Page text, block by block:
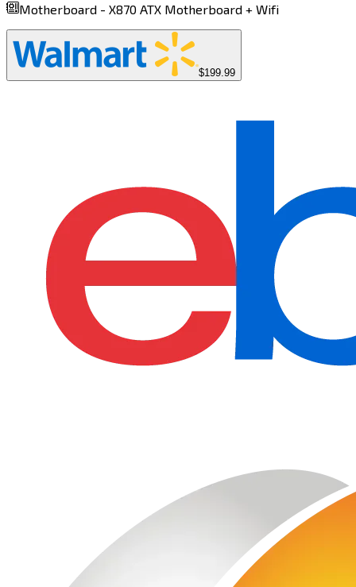
Motherboard - X870 ATX Motherboard + Wifi​​​​‌ ‍ ​‍​‍‌‍ ‌ ​‍‌‍‍‌‌‍‌ ‌‍‍‌‌‍ ‍​‍​‍​ ‍‍​‍​‍‌ ​ ‌‍​‌‌‍ ‍‌‍‍‌‌ ‌​‌ ‍‌​‍ ‍‌‍‍‌‌‍ ​‍​‍​‍ ​​‍​‍‌‍‍​‌ ​‍‌‍‌‌‌‍‌‍​‍​‍​ ‍‍​‍​‍​‍ ‌‍​‌‌‍‌​‌‍ ‌‌‍‍‌‌‍ ‍​‍ ‌‍‍‌‌‍ ‍‌ ‌​‌‍‌‌‌‍ ‍‌ ‌​​‍ ‌‍‌‌‌‍‌​‌‍‍‌‌ ‌​​‍ ‌‍ ‌‌‍ ‌‍‌​‌‍‌‌​ ‌‌ ​​‌ ​‍‌‍‌‌‌ ​ ‌‍‌‌‌‍ ‍‌ ‌​‌‍​‌‌ ‌​‌‍‍‌‌‍ ‌‍ ‍​ ‍ ‌‍‍‌‌‍‌​​ ‌‌‍​‍​ ​‌‌‍​‍​ ​‍​ ​ ‌‍‌​​ ‌​‌‍​ ​‍ ‌‌‍‌​​ ‌‍‌‍‌‌‌‍​ ​‍ ‌​ ‌​​ ‌​​ ‌‍‌‍​‌​‍ ‌​ ‍‌‌‍‌‌​ ​ ​ ​‌​‍ ‌​ ‍​​ ‌‍‌‍‌‌‌‍‌​​ ‌ ​ ​‌‌‍‌‍​ ​​​ ​ ‌‍‌‌‌‍​‍​ ​‌​ ‍ ‌ ‌​‌ ‍‌‌ ​​‌‍‌‌​ ‌‌‍ ‌‌‍ ‌ ‌​‌‍‍​‌‍‌‌‌ ​‍‌‍​‍‌‍ ‌‍​‌‌ ​‍‌‍‌​​ ‍ ‌ ​​‌‍​‌‌ ‌​‌‍‍​​ ‌‌‍ ‍‌‍​‌‌‍ ‌‌‍‌‌​ ‌‍​‍‌‍​‌‌ ​ ‌‍‌‌‌‌‌‌‌ ​‍‌‍ ​​ ‌​‍‌‌​ ​‍‌​‌‍‌‍​‌‌‍‌​‌‍ ‌‌‍‍‌‌‍ ‍​‍‌‍‌‍‍‌‌‍‌​​ ‌‌‍​‍​ ​‌‌‍​‍​ ​‍​ ​ ‌‍‌​​ ‌​‌‍​ ​‍ ‌‌‍‌​​ ‌‍‌‍‌‌‌‍​ ​‍ ‌​ ‌​​ ‌​​ ‌‍‌‍​‌​‍ ‌​ ‍‌‌‍‌‌​ ​ ​ ​‌​‍ ‌​ ‍​​ ‌‍‌‍‌‌‌‍‌​​ ‌ ​ ​‌‌‍‌‍​ ​​​ ​ ‌‍‌‌‌‍​‍​ ​‌​‍‌‍‌ ‌​‌ ‍‌‌ ​​‌‍‌‌​ ‌‌‍ ‌‌‍ ‌ ‌​‌‍‍​‌‍‌‌‌ ​‍‌‍​‍‌‍ ‌‍​‌‌ ​‍‌‍‌​​‍‌‍‌ ​​‌‍​‌‌ ‌​‌‍‍​​ ‌‌‍ ‍‌‍​‌‌‍ ‌‌‍‌‌​‍‌‍‌ ​​‌‍‌‌‌ ​‍‌ ​ ‌ ​​‌‍‌‌‌‍​ ‌ ‌​‌‍‍‌‌ ‌‍‌‍‌‌​ ‌‌ ​​‌ ‌‌‌‍​‍‌‍ ​‌‍‍‌‌ ​ ‌‍‍​‌‍‌‌‌‍‌​​‍​‍‌ ‌
$199.99